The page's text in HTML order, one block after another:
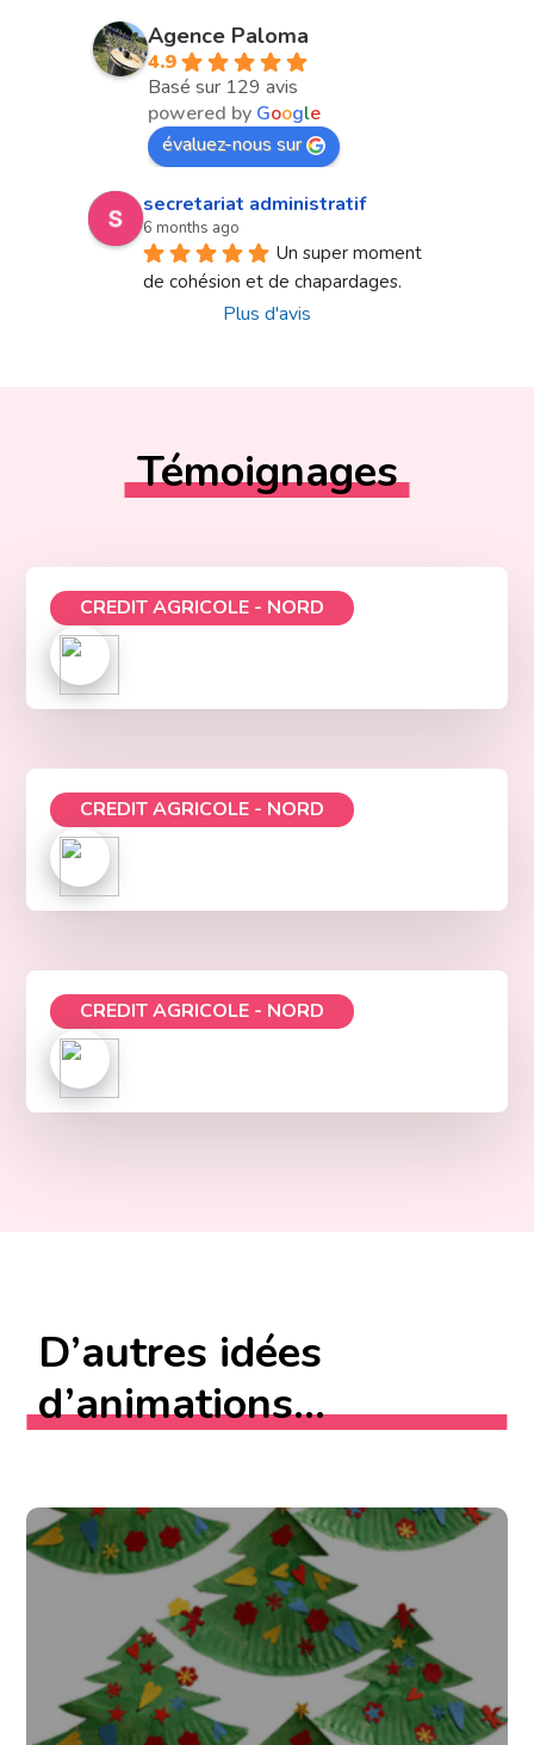
Agence Paloma
4.9
Basé sur 129 avis
powered by Google
évaluez-nous sur
secretariat administratif
6 months ago
Un super moment
de cohésion et de chapardages.
Plus d'avis
Témoignages
CREDIT AGRICOLE - NORD
CREDIT AGRICOLE - NORD
CREDIT AGRICOLE - NORD
D’autres idées
d’animations...